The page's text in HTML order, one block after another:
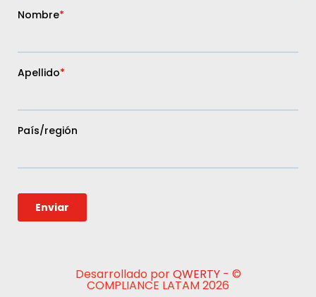
Desarrollado porQWERTY- ©
COMPLIANCE LATAM 2026